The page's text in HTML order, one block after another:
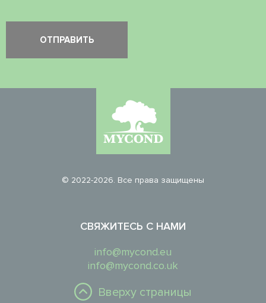
© 2022-2026. Все права защищены
СВЯЖИТЕСЬ С НАМИ
info@mycond.eu
info@mycond.co.uk
Вверху страницы